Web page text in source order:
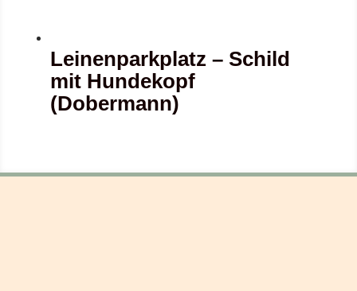
Leinenparkplatz – Schild
mit Hundekopf
(Dobermann)